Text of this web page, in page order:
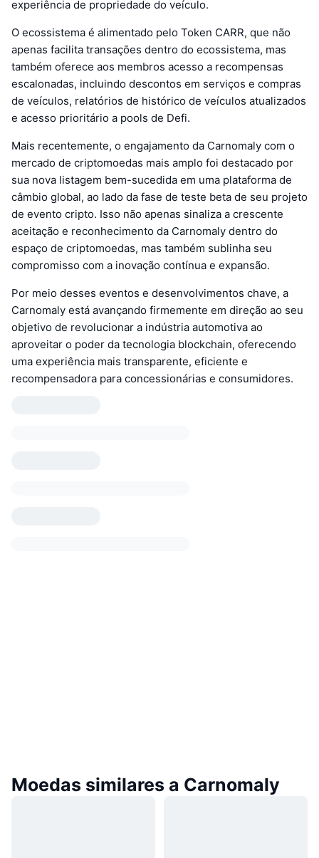
experiência de propriedade do veículo.
O ecossistema é alimentado pelo Token CARR, que não
apenas facilita transações dentro do ecossistema, mas
também oferece aos membros acesso a recompensas
escalonadas, incluindo descontos em serviços e compras
de veículos, relatórios de histórico de veículos atualizados
e acesso prioritário a pools de Defi.
Mais recentemente, o engajamento da Carnomaly com o
mercado de criptomoedas mais amplo foi destacado por
sua nova listagem bem-sucedida em uma plataforma de
câmbio global, ao lado da fase de teste beta de seu projeto
de evento cripto. Isso não apenas sinaliza a crescente
aceitação e reconhecimento da Carnomaly dentro do
espaço de criptomoedas, mas também sublinha seu
compromisso com a inovação contínua e expansão.
Por meio desses eventos e desenvolvimentos chave, a
Carnomaly está avançando firmemente em direção ao seu
objetivo de revolucionar a indústria automotiva ao
aproveitar o poder da tecnologia blockchain, oferecendo
uma experiência mais transparente, eficiente e
recompensadora para concessionárias e consumidores.
Moedas similares a Carnomaly